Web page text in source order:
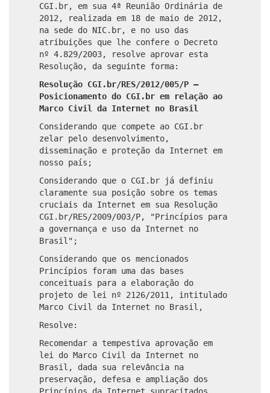
CGI.br, em sua 4ª Reunião Ordinária de
2012, realizada em 18 de maio de 2012,
na sede do NIC.br, e no uso das
atribuições que lhe confere o Decreto
nº 4.829/2003, resolve aprovar esta
Resolução, da seguinte forma:
Resolução CGI.br/RES/2012/005/P –
Posicionamento do CGI.br em relação ao
Marco Civil da Internet no Brasil
Considerando que compete ao CGI.br
zelar pelo desenvolvimento,
disseminação e proteção da Internet em
nosso país;
Considerando que o CGI.br já definiu
claramente sua posição sobre os temas
cruciais da Internet em sua Resolução
CGI.br/RES/2009/003/P, "Princípios para
a governança e uso da Internet no
Brasil";
Considerando que os mencionados
Princípios foram uma das bases
conceituais para a elaboração do
projeto de lei nº 2126/2011, intitulado
Marco Civil da Internet no Brasil,
Resolve:
Recomendar a tempestiva aprovação em
lei do Marco Civil da Internet no
Brasil, dada sua relevância na
preservação, defesa e ampliação dos
Princípios da Internet supracitados,